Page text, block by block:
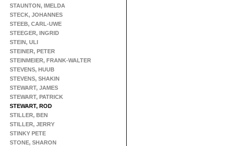
STAUNTON, IMELDA
STECK, JOHANNES
STEEB, CARL-UWE
STEEGER, INGRID
STEIN, ULI
STEINER, PETER
STEINMEIER, FRANK-WALTER
STEVENS, HUUB
STEVENS, SHAKIN
STEWART, JAMES
STEWART, PATRICK
STEWART, ROD
STILLER, BEN
STILLER, JERRY
STINKY PETE
STONE, SHARON